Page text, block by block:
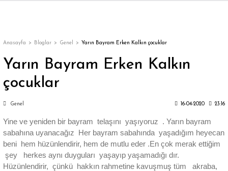
Trençkot
Trençkot
Trençkot
Trençkot
Anasayfa Bloglar Genel Yarın Bayram Erken Kalkın çocuklar
Yarın Bayram Erken Kalkın
çocuklar
Genel 16-04-2020 23:16
Yine ve yeniden bir bayram telaşını yaşıyoruz . Yarın bayram
sabahına uyanacağız Her bayram sabahında yaşadığım heyecan
beni hem hüzünlendirir, hem de mutlu eder .En çok merak ettiğim
şey herkes aynı duyguları yaşayıp yaşamadığı dır.
Hüzünlendirir, çünkü hakkın rahmetine kavuşmuş tüm akraba,